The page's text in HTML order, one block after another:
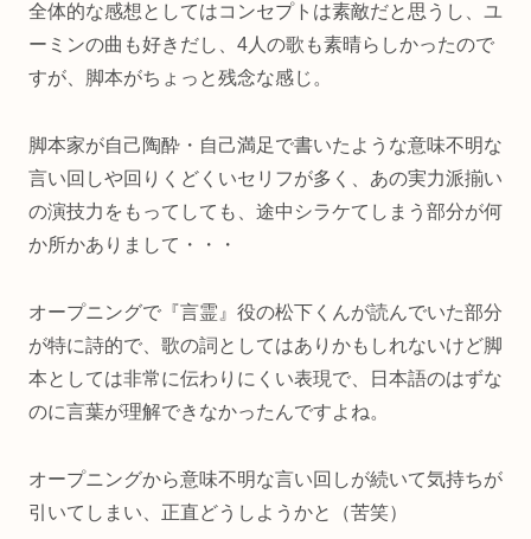
全体的な感想としてはコンセプトは素敵だと思うし、ユ
ーミンの曲も好きだし、4人の歌も素晴らしかったので
すが、脚本がちょっと残念な感じ。
脚本家が自己陶酔・自己満足で書いたような意味不明な
言い回しや回りくどくいセリフが多く、あの実力派揃い
の演技力をもってしても、途中シラケてしまう部分が何
か所かありまして・・・
オープニングで『言霊』役の松下くんが読んでいた部分
が特に詩的で、歌の詞としてはありかもしれないけど脚
本としては非常に伝わりにくい表現で、日本語のはずな
のに言葉が理解できなかったんですよね。
オープニングから意味不明な言い回しが続いて気持ちが
引いてしまい、正直どうしようかと（苦笑）